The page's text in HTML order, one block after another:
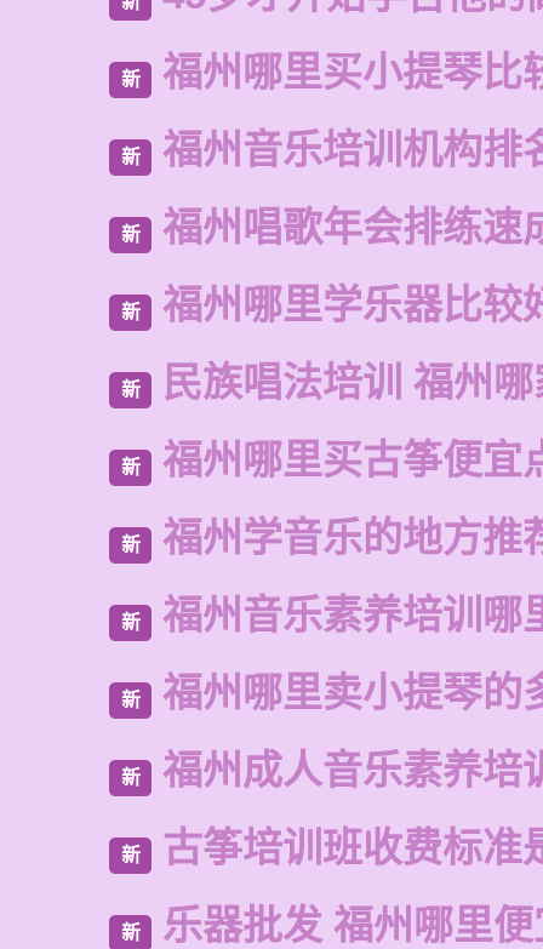
新 福州哪里买小提琴比
新 福州音乐培训机构排
新 福州唱歌年会排练速
新 福州哪里学乐器比较
新 民族唱法培训 福州
新 福州哪里买古筝便宜
新 福州学音乐的地方推
新 福州音乐素养培训哪
新 福州哪里卖小提琴的
新 福州成人音乐素养培
新 古筝培训班收费标准
新 乐器批发 福州哪里